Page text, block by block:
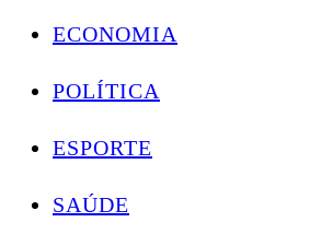
ECONOMIA
POLÍTICA
ESPORTE
SAÚDE